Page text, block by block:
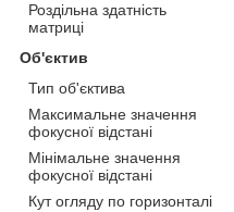
Роздільна здатність
матриці
Об'єктив
Тип об'єктива
Максимальне значення
фокусної відстані
Мінімальне значення
фокусної відстані
Кут огляду по горизонталі